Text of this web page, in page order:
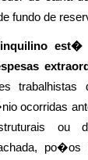
fundo de
est�
trabalhistas
ocorridas
ou